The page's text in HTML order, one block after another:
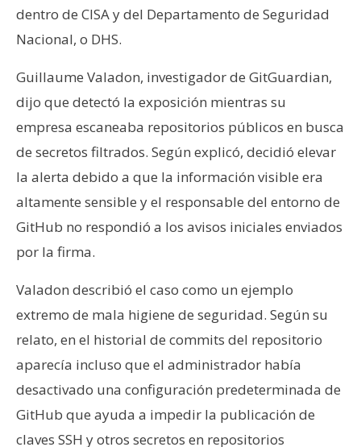
dentro de CISA y del Departamento de Seguridad
Nacional, o DHS.
Guillaume Valadon, investigador de GitGuardian,
dijo que detectó la exposición mientras su
empresa escaneaba repositorios públicos en busca
de secretos filtrados. Según explicó, decidió elevar
la alerta debido a que la información visible era
altamente sensible y el responsable del entorno de
GitHub no respondió a los avisos iniciales enviados
por la firma.
Valadon describió el caso como un ejemplo
extremo de mala higiene de seguridad. Según su
relato, en el historial de commits del repositorio
aparecía incluso que el administrador había
desactivado una configuración predeterminada de
GitHub que ayuda a impedir la publicación de
claves SSH y otros secretos en repositorios